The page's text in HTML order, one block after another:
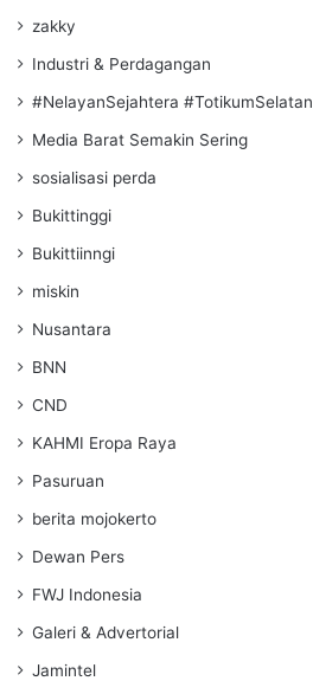
zakky
Industri & Perdagangan
#NelayanSejahtera #TotikumSelatan
Media Barat Semakin Sering
sosialisasi perda
Bukittinggi
Bukittiinngi
miskin
Nusantara
BNN
CND
KAHMI Eropa Raya
Pasuruan
berita mojokerto
Dewan Pers
FWJ Indonesia
Galeri & Advertorial
Jamintel